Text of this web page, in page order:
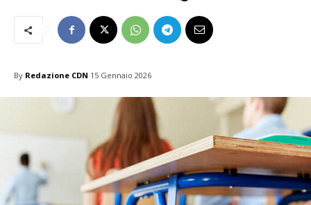
By Redazione CDN 15 Gennaio 2026